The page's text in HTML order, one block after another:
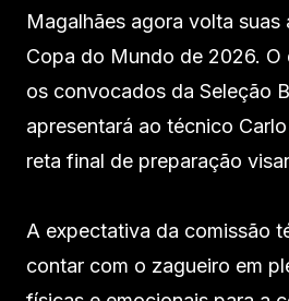
Magalhães agora volta suas
Copa do Mundo de 2026. O
os convocados da Seleção
apresentará ao técnico
reta final de preparação
A expectativa da comissão
contar com o zagueiro em